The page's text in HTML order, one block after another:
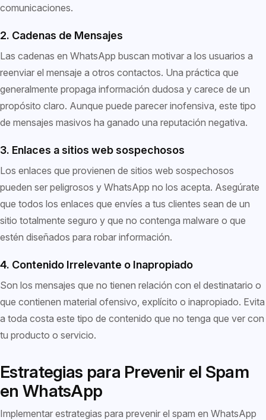
comunicaciones.
2. Cadenas de Mensajes
Las cadenas en WhatsApp buscan motivar a los usuarios a
reenviar el mensaje a otros contactos. Una práctica que
generalmente propaga información dudosa y carece de un
propósito claro. Aunque puede parecer inofensiva, este tipo
de mensajes masivos ha ganado una reputación negativa.
3. Enlaces a sitios web sospechosos
Los enlaces que provienen de sitios web sospechosos
pueden ser peligrosos y WhatsApp no los acepta. Asegúrate
que todos los enlaces que envíes a tus clientes sean de un
sitio totalmente seguro y que no contenga malware o que
estén diseñados para robar información.
4. Contenido Irrelevante o Inapropiado
Son los mensajes que no tienen relación con el destinatario o
que contienen material ofensivo, explícito o inapropiado. Evita
a toda costa este tipo de contenido que no tenga que ver con
tu producto o servicio.
Estrategias para Prevenir el Spam
en WhatsApp
Implementar estrategias para prevenir el spam en WhatsApp